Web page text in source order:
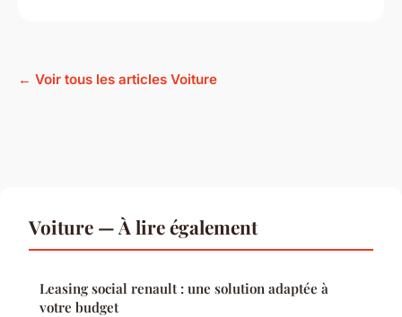
← Voir tous les articles Voiture
Voiture — À lire également
Leasing social renault : une solution adaptée à
votre budget